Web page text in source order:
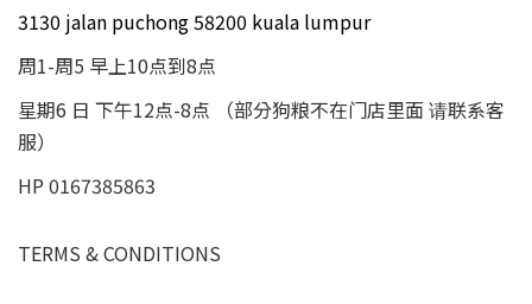
3130 jalan puchong 58200 kuala lumpur
周1-周5 早上10点到8点
星期6 日 下午12点-8点 （部分狗粮不在门店里面 请联系客
服）
HP 0167385863
TERMS & CONDITIONS